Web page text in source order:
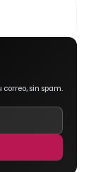
sin spam.